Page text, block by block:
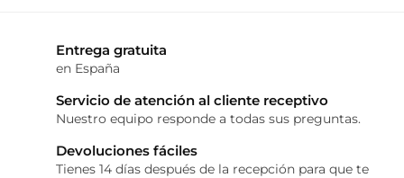
Entrega gratuita
en España
Servicio de atención al cliente receptivo
Nuestro equipo responde a todas sus preguntas.
Devoluciones fáciles
Tienes 14 días después de la recepción para que te